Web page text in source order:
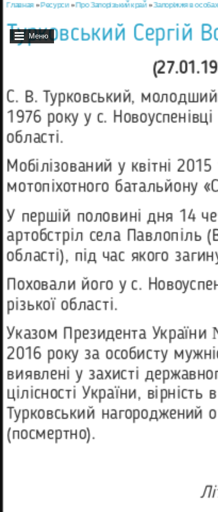
Меню
Главная»Ресурси»Про Запорізький край»Запоріжжя в
Турковський Сергій
(2
С. В. Турковський,
1976 року у с.
області.
Мобілізований у квітні
мотопіхотного батальйону
У першій половині дня 14
артобстріл села Павлопіль
області), під час якого
Поховали його у с.
різької області.
Указом Президента
2016 року за особисту
виявлені у за­хисті
цілісності України, вірність
Турковський наго­роджений
(посмертно).